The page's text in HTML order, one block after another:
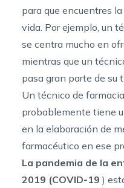
para que encuentres
vida. Por ejemplo, un
se centra mucho en
mientras que un
pasa gran parte de su
Un técnico de
probablemente tiene
en la elaboración de
farmacéutico en ese
La pandemia de la
2019 (COVID-19 )